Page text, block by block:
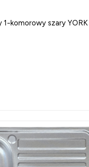
komorowy szary YORK